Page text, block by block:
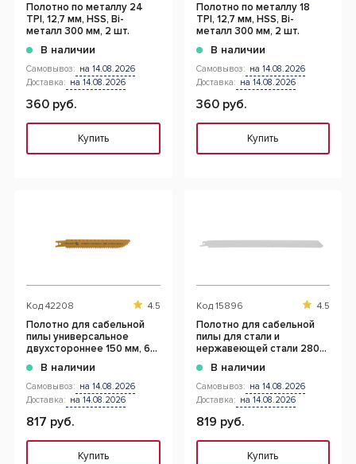
Полотно по металлу 24
TPI, 12,7 мм, HSS, Bi-
металл 300 мм, 2 шт.
В наличии
Самовывоз: на 14.08.2026
Доставка: на 14.08.2026
360 руб.
Купить
Полотно по металлу 18
TPI, 12,7 мм, HSS, Bi-
металл 300 мм, 2 шт.
В наличии
Самовывоз: на 14.08.2026
Доставка: на 14.08.2026
360 руб.
Купить
Код 42208 4.5
Полотно для сабельной
пилы универсальное
двухстороннее 150 мм, 6
В наличии
Самовывоз: на 14.08.2026
Доставка: на 14.08.2026
817 руб.
Купить
Код 15896 4.5
Полотно для сабельной
пилы для стали и
нержавеющей стали 280
В наличии
Самовывоз: на 14.08.2026
Доставка: на 14.08.2026
819 руб.
Купить